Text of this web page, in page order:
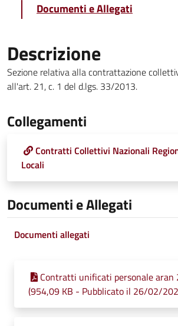
Documenti e Allegati
Descrizione
Sezione relativa alla contrattazione
all'art. 21, c. 1 del d.lgs. 33/2013.
Collegamenti
Contratti Collettivi Nazionali
Locali
Documenti e Allegati
Documenti allegati
Contratti unificati personale aran
(954,09 KB - Pubblicato il 26/02/